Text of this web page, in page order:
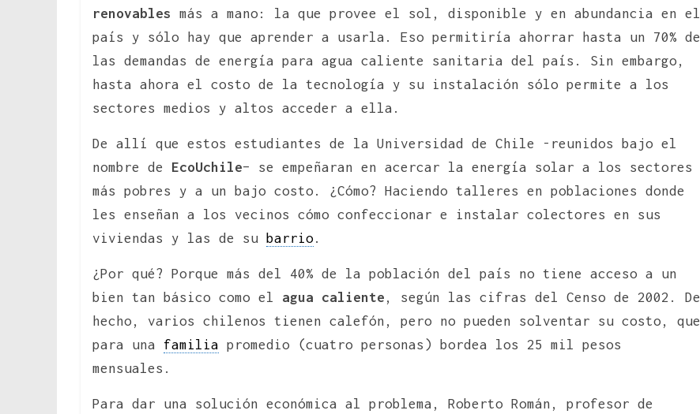
renovables más a mano: la que provee el sol, disponible y en abundancia en el
país y sólo hay que aprender a usarla. Eso permitiría ahorrar hasta un 70% de
las demandas de energía para agua caliente sanitaria del país. Sin embargo,
hasta ahora el costo de la tecnología y su instalación sólo permite a los
sectores medios y altos acceder a ella.
De allí que estos estudiantes de la Universidad de Chile -reunidos bajo el
nombre de EcoUchile– se empeñaran en acercar la energía solar a los sectores
más pobres y a un bajo costo. ¿Cómo? Haciendo talleres en poblaciones donde
les enseñan a los vecinos cómo confeccionar e instalar colectores en sus
viviendas y las de su barrio.
¿Por qué? Porque más del 40% de la población del país no tiene acceso a un
bien tan básico como el agua caliente , según las cifras del Censo de 2002. De
hecho, varios chilenos tienen calefón, pero no pueden solventar su costo, que
para una familia promedio (cuatro personas) bordea los 25 mil pesos
mensuales.
Para dar una solución económica al problema, Roberto Román, profesor de